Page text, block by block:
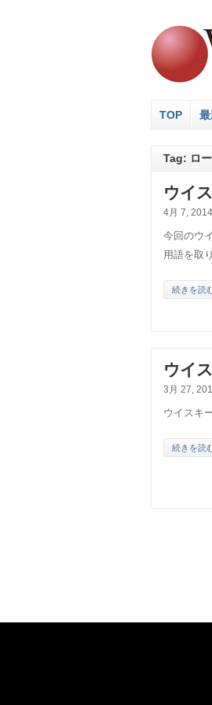
TOP
Tag: ロ
ウイ
4月 7, 2014
今回のウ
用語を取
続きを読
ウイ
3月 27,
ウイスキ
続きを読